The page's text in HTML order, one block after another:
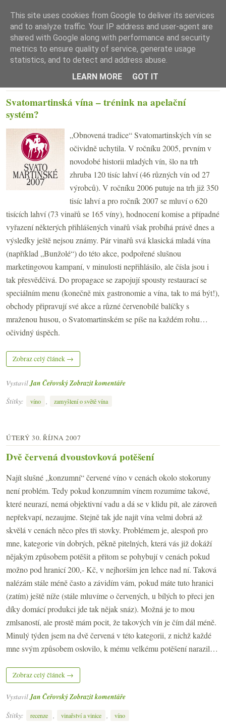
☰ Menu
Svatomartinská vína – trénink na apelační
systém?
„Obnovená tradice“ Svatomartinských vín se
očividně uchytila. V ročníku 2005, prvním v
novodobé historii mladých vín, šlo na trh
zhruba 120 tisíc lahví (46 různých vín od 27
výrobců). V ročníku 2006 putuje na trh již 350
tisíc lahví a pro ročník 2007 se mluví o 620
tisících lahví (73 vinařů se 165 víny), hodnocení komise a případné
vyřazení některých přihlášených vinařů však probíhá právě dnes a
výsledky ještě nejsou známy. Pár vinařů svá klasická mladá vína
(například „Bunžolé“) do této akce, podpořené slušnou
marketingovou kampaní, v minulosti nepřihlásilo, ale čísla jsou i
tak přesvědčivá. Do propagace se zapojují spousty restaurací se
speciálním menu (konečně mix gastronomie a vína, tak to má být!),
obchody připravují své akce a různé červenobílé balíčky s
mraženou husou, o Svatomartinském se píše na každém rohu…
očividný úspěch.
Zobraz celý článek →
Vystavil Jan ČeřovskýZobrazit komentáře
Štítky:
víno , zamyšlení o světě vína
ÚTERÝ 30. ŘÍJNA 2007
Dvě červená dvoustovková potěšení
Najít slušné „konzumní“ červené víno v cenách okolo stokoruny
není problém. Tedy pokud konzumním vínem rozumíme takové,
které neurazí, nemá objektivní vadu a dá se v klidu pít, ale zároveň
nepřekvapí, nezaujme. Stejně tak jde najít vína velmi dobrá až
skvělá v cenách něco přes tři stovky. Problémem je, alespoň pro
mne, kategorie vín dobrých, pěkně pitelných, která vás již dokáží
nějakým způsobem potěšit a přitom se pohybují v cenách pokud
možno pod hranicí 200,- Kč, v nejhorším jen lehce nad ní. Taková
nalézám stále méně často a závidím vám, pokud máte tuto hranici
(zatím) ještě níže (stále mluvíme o červených, u bílých to přeci jen
díky domácí produkci jde tak nějak snáz). Možná je to mou
zmlsaností, ale prostě mám pocit, že takových vín je čím dál méně.
Minulý týden jsem na dvě červená v této kategorii, z nichž každé
mne svým způsobem oslovilo, k mému velkému potěšení narazil…
Zobraz celý článek →
VystavilJan ČeřovskýZobrazit komentáře
Štítky:
recenze , vinařství a vinice , víno
This site uses cookies from Google to deliver its services
and to analyze traffic. Your IP address and user-agent are
shared with Google along with performance and security
metrics to ensure quality of service, generate usage
statistics, and to detect and address abuse.
LEARN MORE
GOT IT